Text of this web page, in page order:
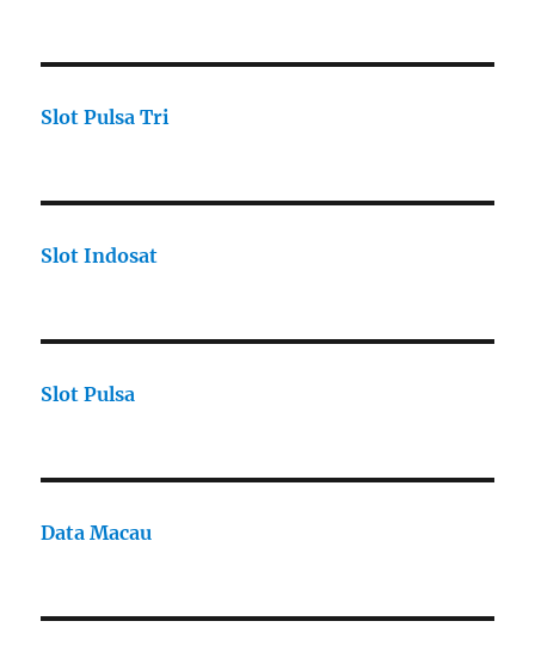
Slot Pulsa Tri
Slot Indosat
Slot Pulsa
Data Macau